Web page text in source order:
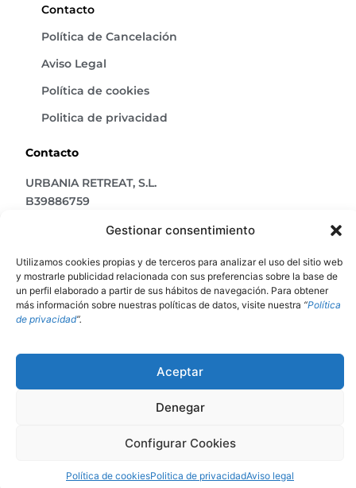
Gestionar consentimiento
Utilizamos cookies propias y de terceros para analizar el uso del sitio web
y mostrarle publicidad relacionada con sus preferencias sobre la base de
un perfil elaborado a partir de sus hábitos de navegación. Para obtener
más información sobre nuestras políticas de datos, visite nuestra “Política
de privacidad”.
Aceptar
Denegar
Configurar Cookies
Política de cookiesPolitica de privacidadAviso legal
Contacto
Política de Cancelación
Aviso Legal
Política de cookies
Politica de privacidad
Contacto
URBANIA RETREAT, S.L.
B39886759
© Nidos Urbanos 2021. Todos Los Derechos Reservados